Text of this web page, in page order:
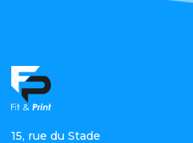
15, rue du Stade